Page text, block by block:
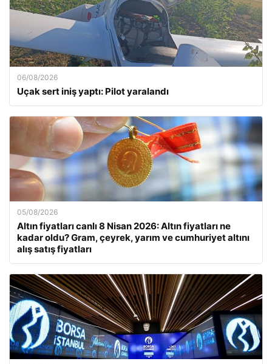
06/08/2026
Uçak sert iniş yaptı: Pilot yaralandı
05/08/2026
Altın fiyatları canlı 8 Nisan 2026: Altın fiyatları ne
kadar oldu? Gram, çeyrek, yarım ve cumhuriyet altını
alış satış fiyatları